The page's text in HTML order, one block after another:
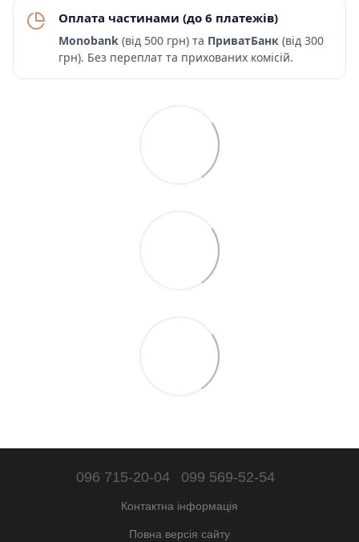
Оплата частинами (до 6 платежів)
Monobank (від 500 грн) та ПриватБанк (від 300
грн). Без переплат та прихованих комісій.
096 715-20-04 099 569-52-54
Контактна інформація
Повна версія сайту